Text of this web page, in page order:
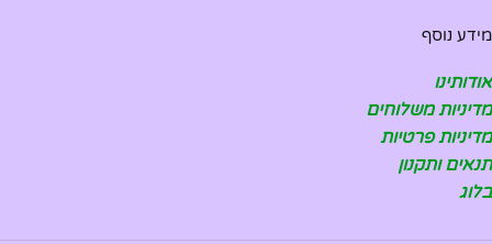
מידע נוסף
אודותינו
מדיניות משלוחים
מדיניות פרטיות
תנאים ותקנון
בלוג